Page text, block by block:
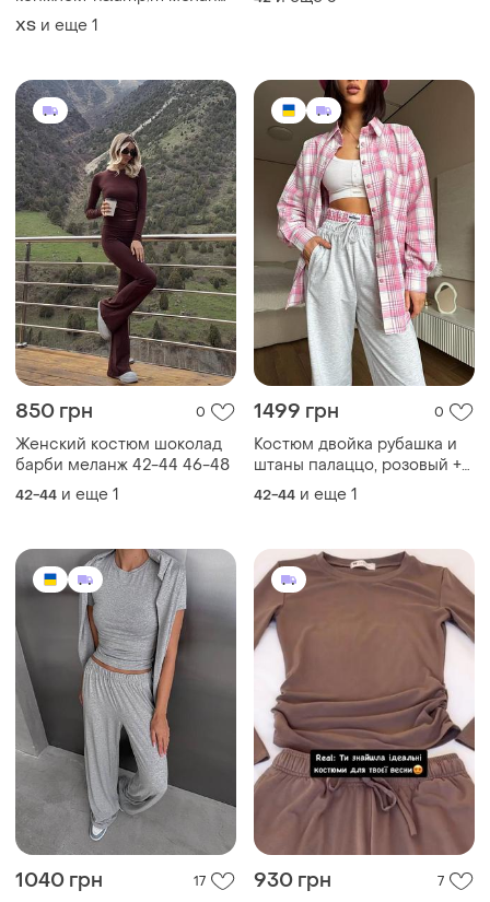
металлик
ХS и еще 1
850 грн 0
Женский костюм шоколад
барби меланж 42-44 46-48
42-44 и еще 1
1499 грн 0
Костюм двойка рубашка и
штаны палаццо, розовый +
серый меланж
42-44 и еще 1
1040 грн 17 930 грн 7